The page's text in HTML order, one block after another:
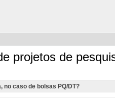
projetos de
caso de bolsas PQ/DT?